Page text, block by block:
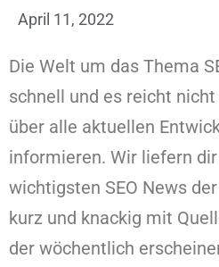
April 11, 2022
Die Welt um das Thema
schnell und es reicht
über alle aktuellen
informieren. Wir liefern
wichtigsten SEO News
kurz und knackig mit
der wöchentlich